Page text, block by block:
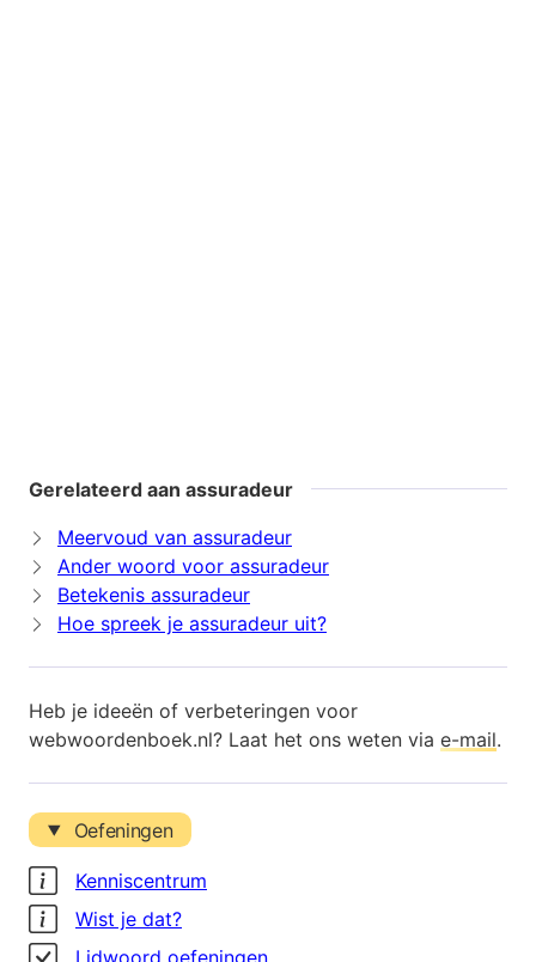
Gerelateerd aan assuradeur
Meervoud van assuradeur
Ander woord voor assuradeur
Betekenis assuradeur
Hoe spreek je assuradeur uit?
Heb je ideeën of verbeteringen voor
webwoordenboek.nl? Laat het ons weten via e-mail.
Oefeningen
Kenniscentrum
Wist je dat?
Lidwoord oefeningen